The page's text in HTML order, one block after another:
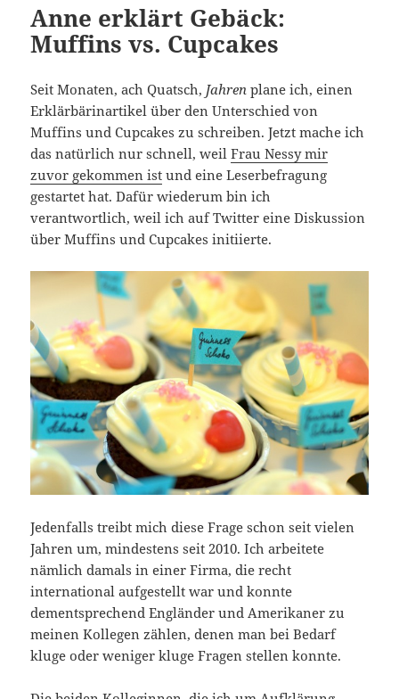
Anne erklärt Gebäck:
Muffins vs. Cupcakes
Seit Monaten, ach Quatsch, Jahrenplane ich, einen
Erklärbärinartikel über den Unterschied von
Muffins und Cupcakes zu schreiben. Jetzt mache ich
das natürlich nur schnell, weilFrau Nessy mir
zuvor gekommen ist und eine Leserbefragung
gestartet hat. Dafür wiederum bin ich
verantwortlich, weil ich auf Twitter eine Diskussion
über Muffins und Cupcakes initiierte.
Jedenfalls treibt mich diese Frage schon seit vielen
Jahren um, mindestens seit 2010. Ich arbeitete
nämlich damals in einer Firma, die recht
international aufgestellt war und konnte
dementsprechend Engländer und Amerikaner zu
meinen Kollegen zählen, denen man bei Bedarf
kluge oder weniger kluge Fragen stellen konnte.